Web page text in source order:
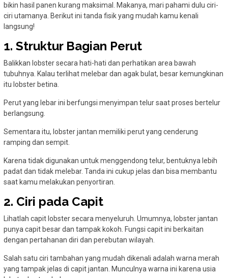
bikin hasil panen kurang maksimal. Makanya, mari pahami dulu ciri-
ciri utamanya. Berikut ini tanda fisik yang mudah kamu kenali
langsung!
1. Struktur Bagian Perut
Balikkan lobster secara hati-hati dan perhatikan area bawah
tubuhnya. Kalau terlihat melebar dan agak bulat, besar kemungkinan
itu lobster betina.
Perut yang lebar ini berfungsi menyimpan telur saat proses bertelur
berlangsung.
Sementara itu, lobster jantan memiliki perut yang cenderung
ramping dan sempit.
Karena tidak digunakan untuk menggendong telur, bentuknya lebih
padat dan tidak melebar. Tanda ini cukup jelas dan bisa membantu
saat kamu melakukan penyortiran.
2. Ciri pada Capit
Lihatlah capit lobster secara menyeluruh. Umumnya, lobster jantan
punya capit besar dan tampak kokoh. Fungsi capit ini berkaitan
dengan pertahanan diri dan perebutan wilayah.
Salah satu ciri tambahan yang mudah dikenali adalah warna merah
yang tampak jelas di capit jantan. Munculnya warna ini karena usia